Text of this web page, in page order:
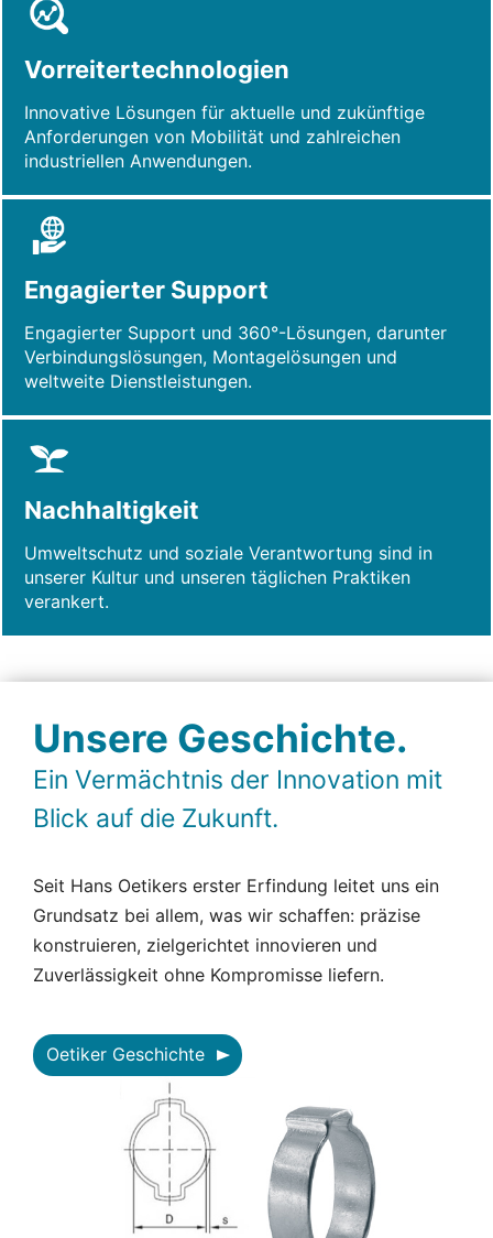
Vorreitertechnologien
Innovative Lösungen für aktuelle und zukünftige
Anforderungen von Mobilität und zahlreichen
industriellen Anwendungen.
Engagierter Support
Engagierter Support und 360°-Lösungen, darunter
Verbindungslösungen, Montagelösungen und
weltweite Dienstleistungen.
Nachhaltigkeit
Umweltschutz und soziale Verantwortung sind in
unserer Kultur und unseren täglichen Praktiken
verankert.
Unsere Geschichte.
Ein Vermächtnis der Innovation mit
Blick auf die Zukunft.
Seit Hans Oetikers erster Erfindung leitet uns ein
Grundsatz bei allem, was wir schaffen: präzise
konstruieren, zielgerichtet innovieren und
Zuverlässigkeit ohne Kompromisse liefern.
Oetiker Geschichte